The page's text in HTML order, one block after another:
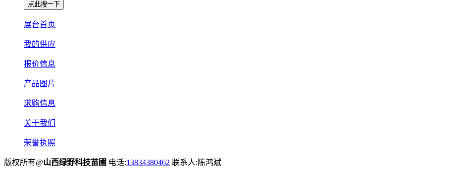
展台首页
我的供应
报价信息
产品图片
求购信息
关于我们
荣誉执照
版权所有@山西绿野科技苗圃 电话:13834380462 联系人:陈鸿斌